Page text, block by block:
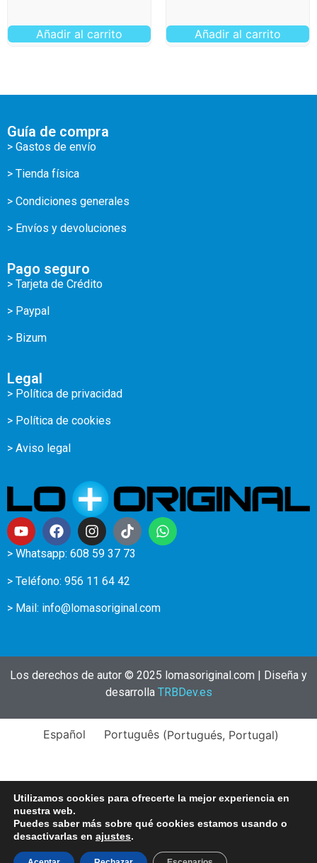
Añadir al carrito Añadir al carrito
Guía de compra
> Gastos de envío
> Tienda física
> Condiciones generales
> Envíos y devoluciones
Pago seguro
> Tarjeta de Crédito
> Paypal
> Bizum
Legal
> Política de privacidad
> Política de cookies
> Aviso legal
> Whatsapp: 608 59 37 73
> Teléfono: 956 11 64 42
> Mail: info@lomasoriginal.com
Los derechos de autor © 2025 lomasoriginal.com | Diseña y
desarrolla TRBDev.es
Utilizamos cookies para ofrecerte la mejor experiencia en
nuestra web.
Puedes saber más sobre qué cookies estamos usando o
desactivarlas en ajustes.
Español Português(Portugués, Portugal)